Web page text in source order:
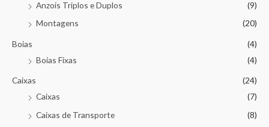
Anzois Triplos e Duplos
(9)
Montagens
(20)
Boias
(4)
Boias Fixas
(4)
Caixas
(24)
Caixas
(7)
Caixas de Transporte
(8)